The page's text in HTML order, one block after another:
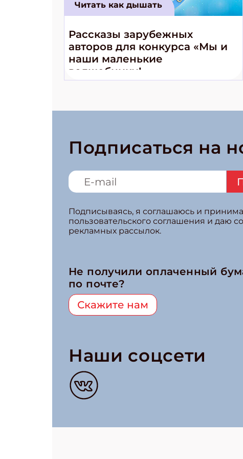
Читать как дышать
Рассказы зарубежных
авторов для конкурса «Мы и
наши маленькие
волшебники!»
Подписаться на
Подписываясь, я соглашаюсь и
пользовательского соглашения и даю
рекламных рассылок.
Не получили оплаченный
по почте?
Скажите нам
Наши соцсети